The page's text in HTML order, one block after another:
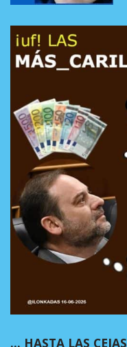
… HASTA LAS CEJAS